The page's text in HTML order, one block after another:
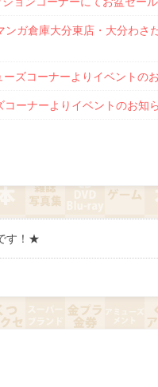
ンガ倉庫大分東店・大分わさ
ーズコーナーよりイベントの
コーナーよりイベントのお知
す！★